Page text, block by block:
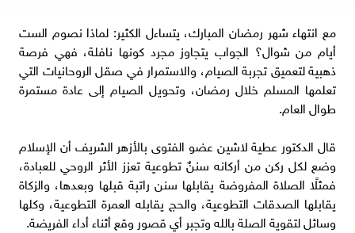
مع انتهاء شهر رمضان المبارك، يتساءل الكثير: لماذا نصوم الست
أيام من شوال؟ الجواب يتجاوز مجرد كونها نافلة، فهي فرصة
ذهبية لتعميق تجربة الصيام، والاستمرار في صقل الروحانيات التي
تعلمها المسلم خلال رمضان، وتحويل الصيام إلى عادة مستمرة
طوال العام.
قال الدكتور عطية لاشين عضو الفتوى بالأزهر الشريف أن الإسلام
وضع لكل ركن من أركانه سننٌ تطوعية تعزز الأثر الروحي للعبادة،
فمثلًا الصلاة المفروضة يقابلها سنن راتبة قبلها وبعدها، والزكاة
يقابلها الصدقات التطوعية، والحج يقابله العمرة التطوعية، وكلها
وسائل لتقوية الصلة بالله وتجبر أي قصور وقع أثناء أداء الفريضة.